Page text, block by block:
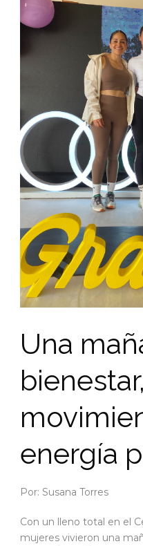
Una
bienestar,
energía
Por: Susana Torres
Con un lleno total en el
mujeres vivieron una